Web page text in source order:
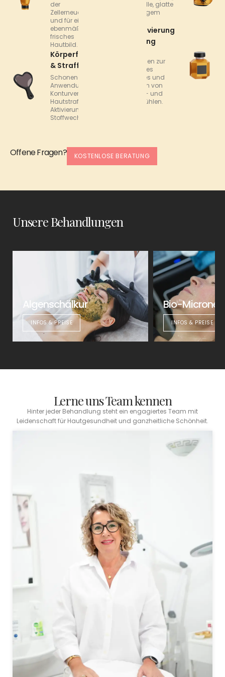
der
Zellerneuerung
und für ein
ebenmäßiges,
frisches
Hautbild.
Körperformung
& Straffung
Schonende
Anwendungen zur
Konturverbesserung,
Hautstraffung und
Aktivierung des
Stoffwechsels.
für sichtbar pralle, glatte
Haut mit sofortigem
Lymphaktivierung
& Entlastung
Behandlungen zur
Förderung des
Lymphflusses und
zur Reduktion von
Spannungs- und
Schweregefühlen.
Offene Fragen? KOSTENLOSE BERATUNG
Unsere Behandlungen
Algenschälkur
INFOS & PREISE
Bio-
INFOS & PREISE
Lerne uns Team kennen
Hinter jeder Behandlung steht ein engagiertes Team mit
Leidenschaft für Hautgesundheit und ganzheitliche Schönheit.